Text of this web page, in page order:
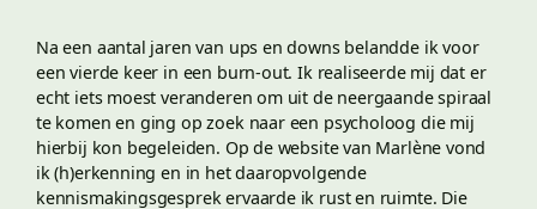
Na een aantal jaren van ups en downs belandde ik voor
een vierde keer in een burn-out. Ik realiseerde mij dat er
echt iets moest veranderen om uit de neergaande spiraal
te komen en ging op zoek naar een psycholoog die mij
hierbij kon begeleiden. Op de website van Marlène vond
ik (h)erkenning en in het daaropvolgende
kennismakingsgesprek ervaarde ik rust en ruimte. Die